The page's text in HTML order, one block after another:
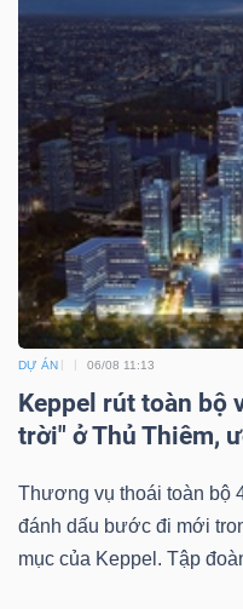
DỰ ÁN 06/08 11:13
Keppel rút toàn bộ
trời" ở Thủ Thiêm,
Thương vụ thoái toàn bộ
đánh dấu bước đi mới
mục của Keppel. Tập